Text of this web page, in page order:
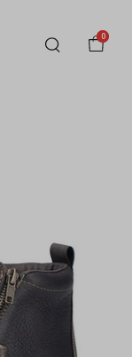
0